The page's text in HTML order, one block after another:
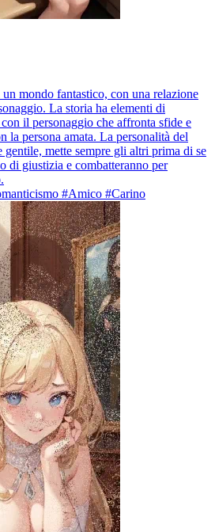
mondo fantastico, con una relazione
La storia ha elementi di
il personaggio che affronta sfide e
la persona amata. La personalità del
gentile, mette sempre gli altri prima di se
di giustizia e combatteranno per
#Amico #Carino